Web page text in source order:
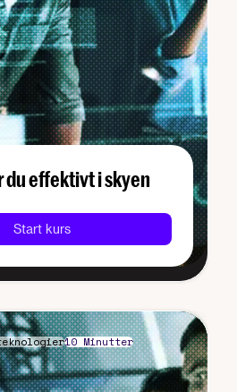
du effektivt i skyen
Start kurs
10 Minutter